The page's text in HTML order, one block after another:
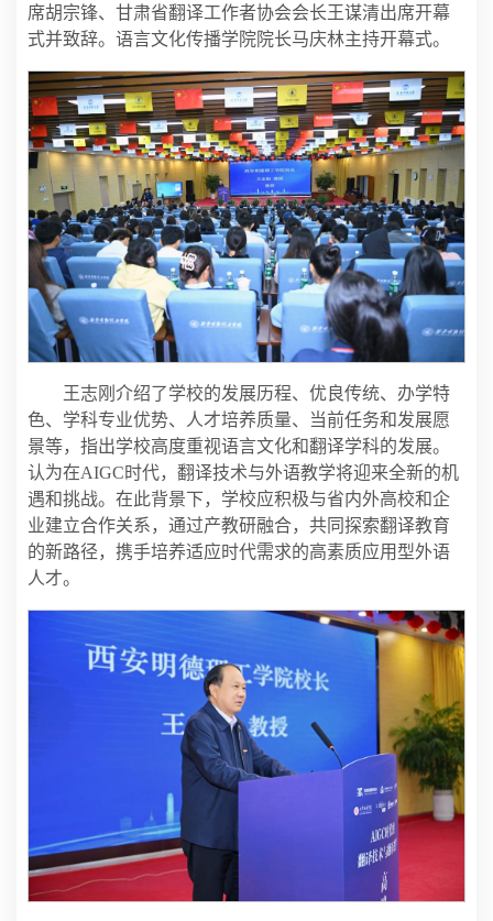
席胡宗锋、甘肃省翻译工作者协会会长王谋清出席开幕
式并致辞。语言文化传播学院院长马庆林主持开幕式。
王志刚介绍了学校的发展历程、优良传统、办学特
色、学科专业优势、人才培养质量、当前任务和发展愿
景等，指出学校高度重视语言文化和翻译学科的发展。
认为在AIGC时代，翻译技术与外语教学将迎来全新的机
遇和挑战。在此背景下，学校应积极与省内外高校和企
业建立合作关系，通过产教研融合，共同探索翻译教育
的新路径，携手培养适应时代需求的高素质应用型外语
人才。